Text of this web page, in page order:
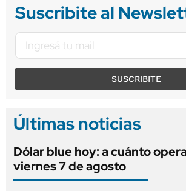
Suscribite al
SUSCRIBITE
Últimas noticias
Dólar blue hoy: a cuánto
viernes 7 de agosto